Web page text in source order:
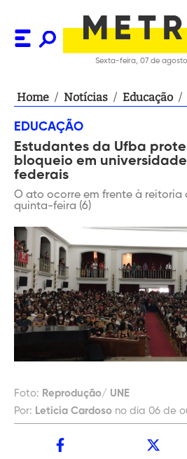
Sexta-feira, 07 de
Home / Notícias / Educação /
EDUCAÇÃO
Estudantes da Ufba
bloqueio em
federais
O ato ocorre em frente à reitoria
quinta-feira (6)
Foto: Reprodução/ UNE
Por: Leticia Cardoso no dia 06 de